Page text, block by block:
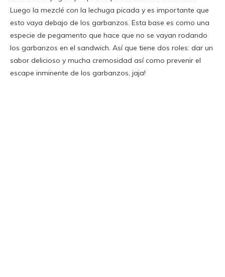
Luego la mezclé con la lechuga picada y es importante que
esto vaya debajo de los garbanzos. Esta base es como una
especie de pegamento que hace que no se vayan rodando
los garbanzos en el sandwich. Así que tiene dos roles: dar un
sabor delicioso y mucha cremosidad así como prevenir el
escape inminente de los garbanzos, jaja!